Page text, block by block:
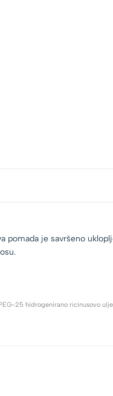
pomada je savršeno
25 hidrogenirano ricinusovo